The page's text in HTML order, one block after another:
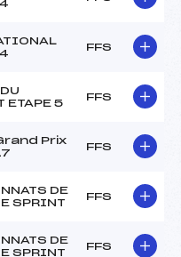
FFS
ETAPE 5
FFS
Prix
FFS
DE
SPRINT
FFS
DE
SPRINT
FFS